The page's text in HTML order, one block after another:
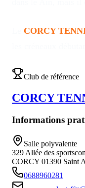
CORCY
Club de référence
CORCY
Informations
Salle polyvalente
329 Allée des
CORCY 01390 Saint
0688960281